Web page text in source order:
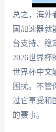
总之，海外
国加速器就
台支持、稳
2026世界杯
世界杯中文
困扰。不管
过它享受和
的赛事。